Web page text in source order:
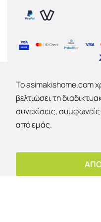
To asimakishome.com
βελτιώσει τη
συνεχίσεις,
από εμάς.